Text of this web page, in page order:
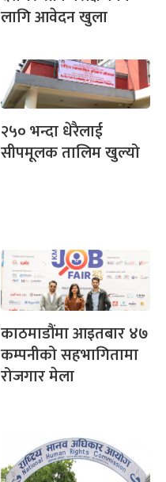
लागि आवेदन खुला
२५० भन्दा धेरैलाई
सीपमूलक तालिम खुल्यो
काठमाडौंमा आइतबार ४७
कम्पनीको सहभागितामा
रोजगार मेला